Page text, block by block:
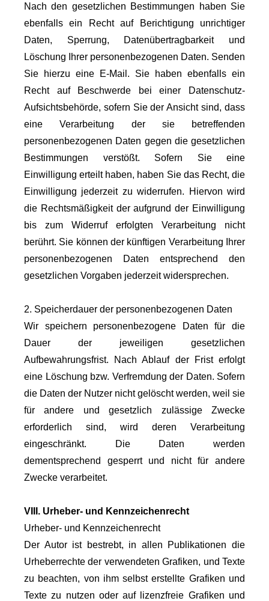
Nach den gesetzlichen Bestimmungen haben Sie
ebenfalls ein Recht auf Berichtigung unrichtiger
Daten, Sperrung, Datenübertragbarkeit und
Löschung Ihrer personenbezogenen Daten. Senden
Sie hierzu eine E-Mail. Sie haben ebenfalls ein
Recht auf Beschwerde bei einer Datenschutz-
Aufsichtsbehörde, sofern Sie der Ansicht sind, dass
eine Verarbeitung der sie betreffenden
personenbezogenen Daten gegen die gesetzlichen
Bestimmungen verstößt. Sofern Sie eine
Einwilligung erteilt haben, haben Sie das Recht, die
Einwilligung jederzeit zu widerrufen. Hiervon wird
die Rechtsmäßigkeit der aufgrund der Einwilligung
bis zum Widerruf erfolgten Verarbeitung nicht
berührt. Sie können der künftigen Verarbeitung Ihrer
personenbezogenen Daten entsprechend den
gesetzlichen Vorgaben jederzeit widersprechen.
2. Speicherdauer der personenbezogenen Daten
Wir speichern personenbezogene Daten für die
Dauer der jeweiligen gesetzlichen
Aufbewahrungsfrist. Nach Ablauf der Frist erfolgt
eine Löschung bzw. Verfremdung der Daten. Sofern
die Daten der Nutzer nicht gelöscht werden, weil sie
für andere und gesetzlich zulässige Zwecke
erforderlich sind, wird deren Verarbeitung
eingeschränkt. Die Daten werden
dementsprechend gesperrt und nicht für andere
Zwecke verarbeitet.
VIII. Urheber- und Kennzeichenrecht
Urheber- und Kennzeichenrecht
Der Autor ist bestrebt, in allen Publikationen die
Urheberrechte der verwendeten Grafiken, und Texte
zu beachten, von ihm selbst erstellte Grafiken und
Texte zu nutzen oder auf lizenzfreie Grafiken und